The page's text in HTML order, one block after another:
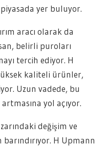
yer buluyor.
aracı olarak da
belirli puroları
tercih ediyor. H
kaliteli ürünler,
Uzun vadede, bu
yol açıyor.
değişim ve
H Upmann